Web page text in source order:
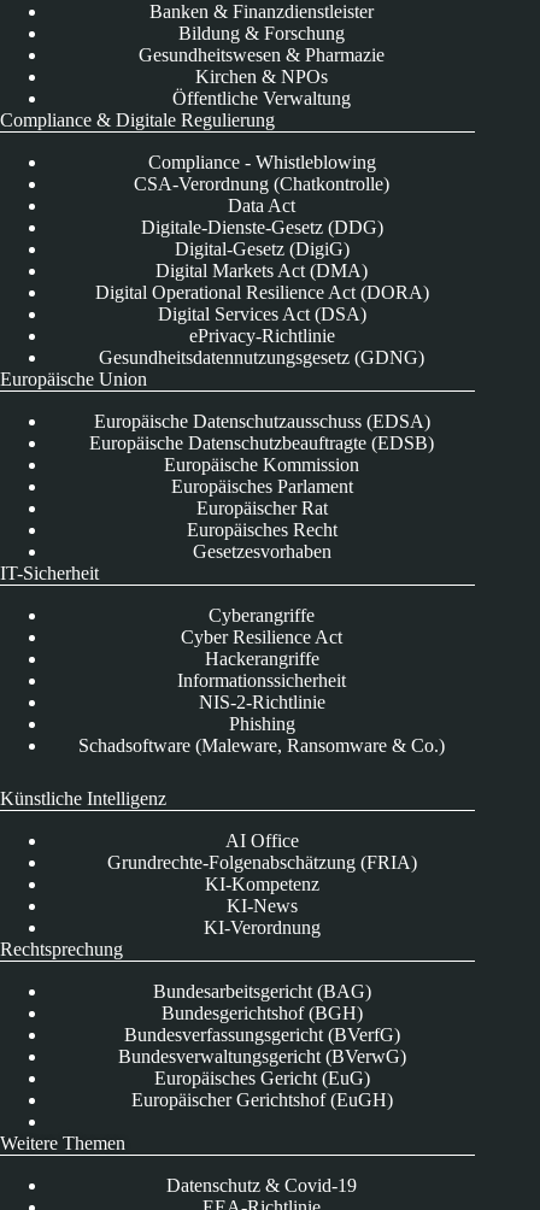
Banken & Finanzdienstleister
Bildung & Forschung
Gesundheitswesen & Pharmazie
Kirchen & NPOs
Öffentliche Verwaltung
Compliance & Digitale Regulierung
Compliance - Whistleblowing
CSA-Verordnung (Chatkontrolle)
Data Act
Digitale-Dienste-Gesetz (DDG)
Digital-Gesetz (DigiG)
Digital Markets Act (DMA)
Digital Operational Resilience Act (DORA)
Digital Services Act (DSA)
ePrivacy-Richtlinie
Gesundheitsdatennutzungsgesetz (GDNG)
Europäische Union
Europäische Datenschutzausschuss (EDSA)
Europäische Datenschutzbeauftragte (EDSB)
Europäische Kommission
Europäisches Parlament
Europäischer Rat
Europäisches Recht
Gesetzesvorhaben
IT-Sicherheit
Cyberangriffe
Cyber Resilience Act
Hackerangriffe
Informationssicherheit
NIS-2-Richtlinie
Phishing
Schadsoftware (Maleware, Ransomware & Co.)
Künstliche Intelligenz
AI Office
Grundrechte-Folgenabschätzung (FRIA)
KI-Kompetenz
KI-News
KI-Verordnung
Rechtsprechung
Bundesarbeitsgericht (BAG)
Bundesgerichtshof (BGH)
Bundesverfassungsgericht (BVerfG)
Bundesverwaltungsgericht (BVerwG)
Europäisches Gericht (EuG)
Europäischer Gerichtshof (EuGH)
Weitere Themen
Datenschutz & Covid-19